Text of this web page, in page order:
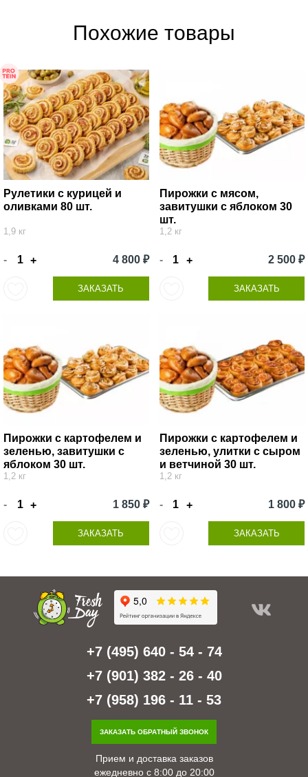
Похожие товары
Рулетики с курицей и
оливками 80 шт.
1,9 кг
- + 4 800 ₽
ЗАКАЗАТЬ
Пирожки с мясом,
завитушки с яблоком 30
шт.
1,2 кг
- + 2 500 ₽
ЗАКАЗАТЬ
Пирожки с картофелем и
зеленью, завитушки с
яблоком 30 шт.
1,2 кг
- + 1 850 ₽
ЗАКАЗАТЬ
Пирожки с картофелем и
зеленью, улитки с сыром
и ветчиной 30 шт.
1,2 кг
- + 1 800 ₽
ЗАКАЗАТЬ
+7 (495) 640 - 54 - 74
+7 (901) 382 - 26 - 40
+7 (958) 196 - 11 - 53
ЗАКАЗАТЬ ОБРАТНЫЙ ЗВОНОК
Прием и доставка заказов
ежедневно с 8:00 до 20:00